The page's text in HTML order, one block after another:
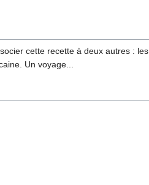
cette recette à deux autres : les
Un voyage...